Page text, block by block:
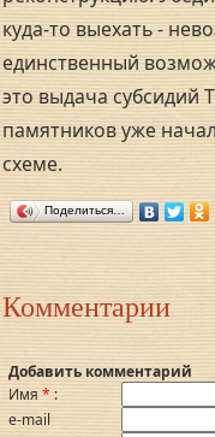
куда-то выехать -
единственный
это выдача субсидий
памятников уже
схеме.
Поделиться…
Комментарии
Добавить комментарий
Имя * :
e-mail